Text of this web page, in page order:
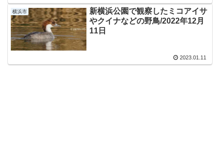
横浜市
新横浜公園で観察したミコアイサ
やクイナなどの野鳥/2022年12月
11日
2023.01.11